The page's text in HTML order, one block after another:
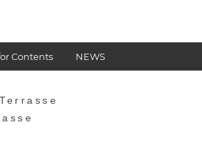
Contents NEWS